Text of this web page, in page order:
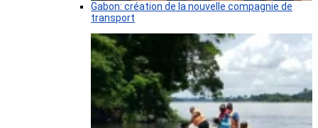
Gabon: création de la nouvelle compagnie de
transport